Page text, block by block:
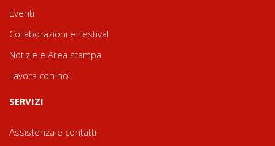
Eventi
Collaborazioni e Festival
Notizie e Area stampa
Lavora con noi
SERVIZI
Assistenza e contatti